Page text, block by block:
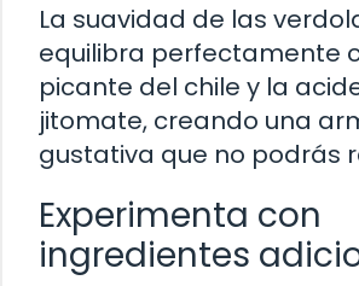
La suavidad de las
equilibra perfectamente
picante del chile y la
jitomate, creando una
gustativa que no podrás
Experimenta con
ingredientes